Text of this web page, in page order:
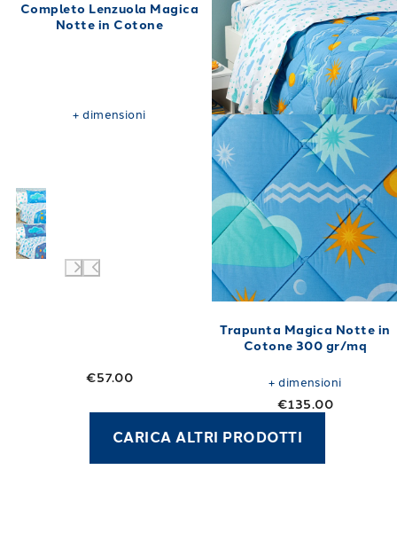
Completo Lenzuola Magica
Notte in Cotone
€57.00
+dimensioni
Trapunta Magica Notte in
Cotone 300 gr/mq
€135.00
+dimensioni
CARICA ALTRI PRODOTTI